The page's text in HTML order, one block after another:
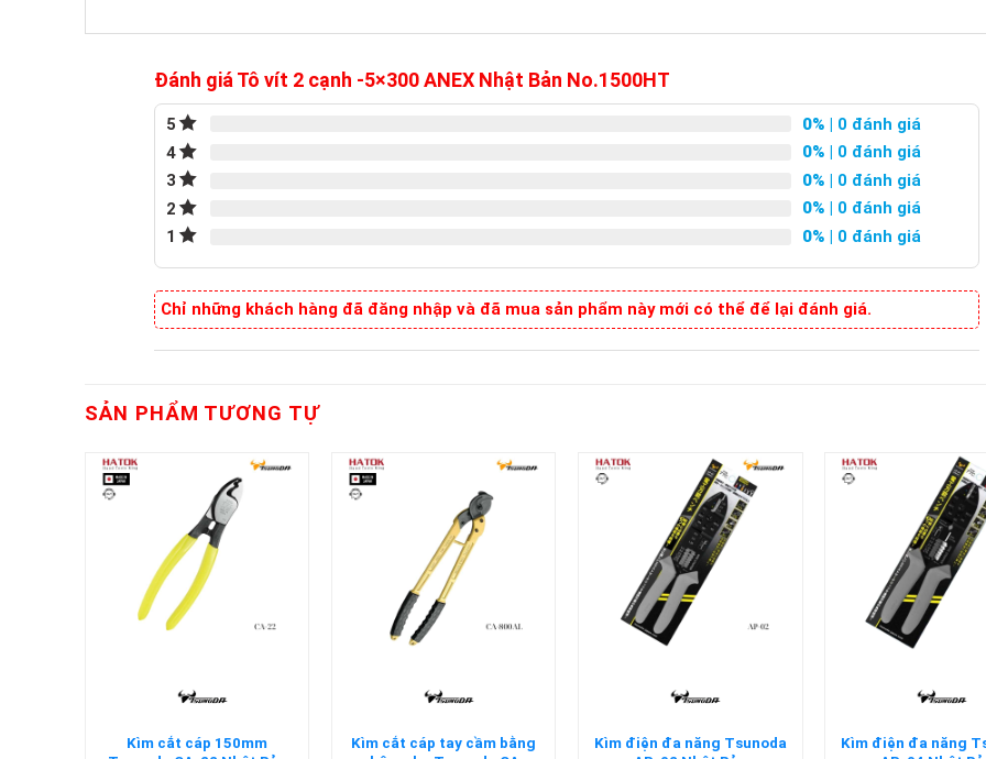
Đánh giá Tô vít 2 cạnh -5×300 ANEX Nhật Bản No.1500HT
5 0% | 0 đánh giá
4
0% | 0 đánh giá
3
0% | 0 đánh giá
2
0% | 0 đánh giá
1
0% | 0 đánh giá
Chỉ những khách hàng đã đăng nhập và đã mua sản phẩm này mới có thể để lại đánh giá.
SẢN PHẨM TƯƠNG TỰ
Kìm cắt cáp 150mm
Kìm cắt cáp tay cầm bằng
Kìm điện đa năng Tsunoda
Kìm điện đa năng